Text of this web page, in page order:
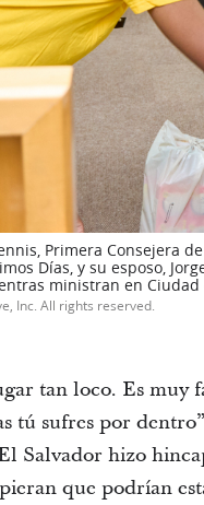
Primera Consejera
Días, y su esposo,
ministran en
Inc. All rights reserved.
tan loco. Es muy
tú sufres por
Salvador hizo
que podrían